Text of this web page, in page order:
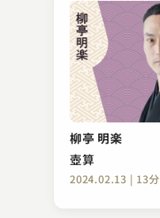
柳亭 明楽
壺算
2024.02.13 | 13分
春風亭 勢朝
大師の杵
2024.08.24 | 14分